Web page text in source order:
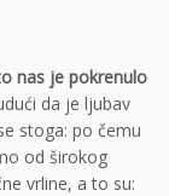
nas je pokrenulo
da je ljubav
stoga: po čemu
od širokog
vrline, a to su: